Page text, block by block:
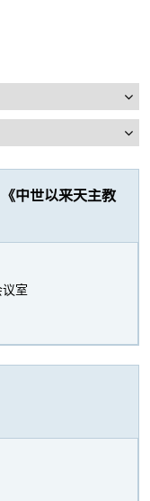
中世以来天主教
室